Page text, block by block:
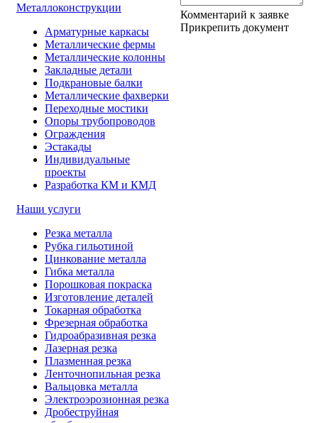
Металлоконструкции
Арматурные каркасы
Металлические фермы
Металлические колонны
Закладные детали
Подкрановые балки
Металлические фахверки
Переходные мостики
Опоры трубопроводов
Ограждения
Эстакады
Индивидуальные
проекты
Разработка КМ и КМД
Наши услуги
Резка металла
Рубка гильотиной
Цинкование металла
Гибка металла
Порошковая покраска
Изготовление деталей
Токарная обработка
Фрезерная обработка
Гидроабразивная резка
Лазерная резка
Плазменная резка
Ленточнопильная резка
Вальцовка металла
Электроэрозионная резка
Дробеструйная
Комментарий к заявке
Прикрепить документ